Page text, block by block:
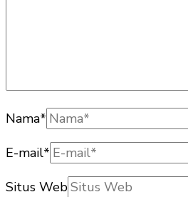
Nama*
E-mail*
Situs Web